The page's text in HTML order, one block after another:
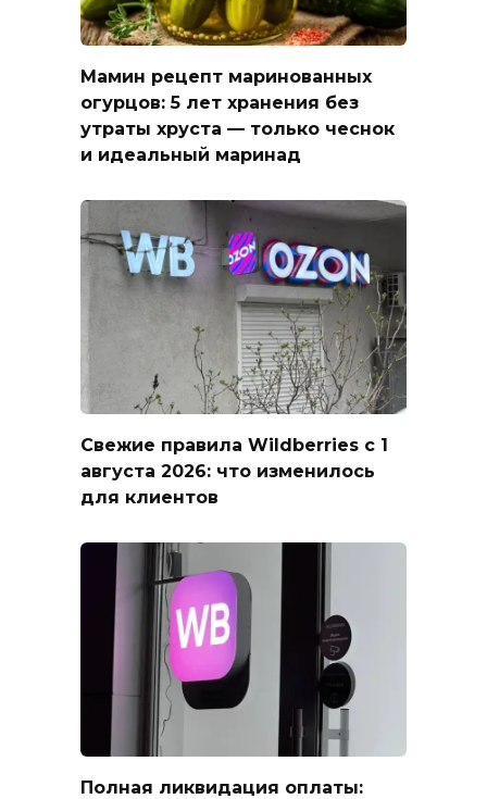
Мамин рецепт маринованных
огурцов: 5 лет хранения без
утраты хруста — только чеснок
и идеальный маринад
Свежие правила Wildberries с 1
августа 2026: что изменилось
для клиентов
Полная ликвидация оплаты: